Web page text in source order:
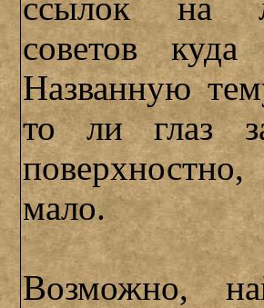
ссылок на
советов
Названную
то ли глаз
мало.
Возможно,